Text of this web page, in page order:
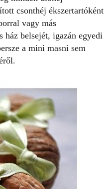
csonthéj ékszertartóként
vagy más
belsejét, igazán egyedi
a mini masni sem